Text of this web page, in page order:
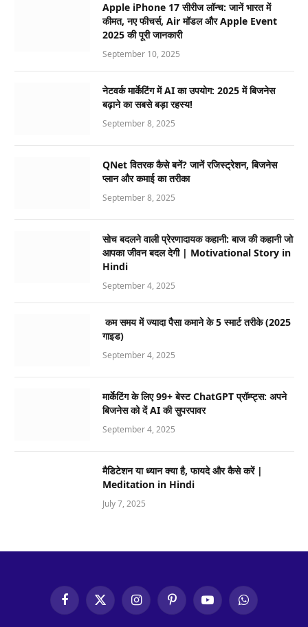
Apple iPhone 17 सीरीज लॉन्च: जानें भारत में
कीमत, नए फीचर्स, Air मॉडल और Apple Event
2025 की पूरी जानकारी
September 10, 2025
नेटवर्क मार्केटिंग में AI का उपयोग: 2025 में बिजनेस
बढ़ाने का सबसे बड़ा रहस्य!
September 8, 2025
QNet वितरक कैसे बनें? जानें रजिस्ट्रेशन, बिजनेस
प्लान और कमाई का तरीका
September 8, 2025
सोच बदलने वाली प्रेरणादायक कहानी: बाज की कहानी जो
आपका जीवन बदल देगी | Motivational Story in
Hindi
September 4, 2025
कम समय में ज्यादा पैसा कमाने के 5 स्मार्ट तरीके (2025
गाइड)
September 4, 2025
मार्केटिंग के लिए 99+ बेस्ट ChatGPT प्रॉम्प्ट्स: अपने
बिजनेस को दें AI की सुपरपावर
September 4, 2025
मैडिटेशन या ध्यान क्या है, फायदे और कैसे करें |
Meditation in Hindi
July 7, 2025
FacebookX
(Twitter)
InstagramPinterestYouTubeWhatsApp